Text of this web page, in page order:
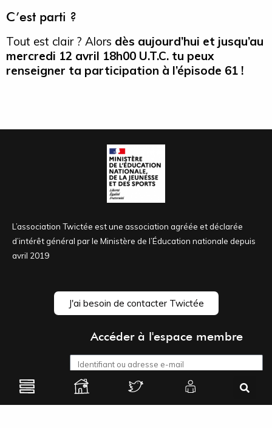
C’est parti ?
Tout est clair ? Alors dès aujourd’hui et jusqu’au
mercredi 12 avril 18h00 U.T.C. tu peux
renseigner ta participation à l’épisode 61 !
L’association Twictée est une association agréée et déclarée
d’intérêt général par le Ministère de l’Éducation nationale depuis
avril 2019
J'ai besoin de contacter Twictée
Accéder à l'espace membre